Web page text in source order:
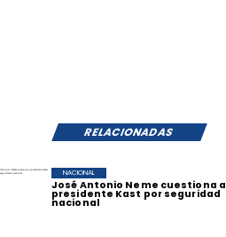
RELACIONADAS
José Antonio Neme cuestiona a
presidente Kast por seguridad
nacional
NACIONAL